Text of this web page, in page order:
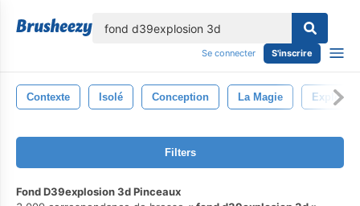
Se connecter S'inscrire
Contexte Isolé Conception La Magie
Filters
Fond D39explosion 3d Pinceaux